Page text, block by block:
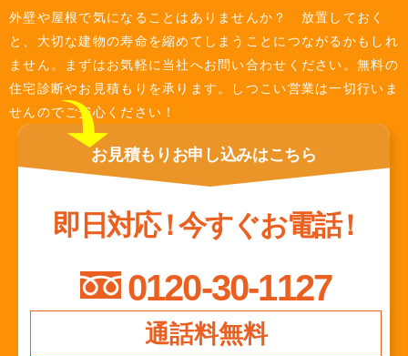
外壁や屋根で気になることはありませんか？ 放置しておく
と、大切な建物の寿命を縮めてしまうことにつながるかもしれ
ません。まずはお気軽に当社へお問い合わせください。無料の
住宅診断やお見積もりを承ります。しつこい営業は一切行いま
せんのでご安心ください！
お見積もり お申し込みはこちら
即日対応！今すぐお電話！
0120-30-1127
通話料無料